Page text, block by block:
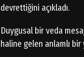
devrettiğini açıkladı.
Duygusal bir veda
haline gelen anlamlı